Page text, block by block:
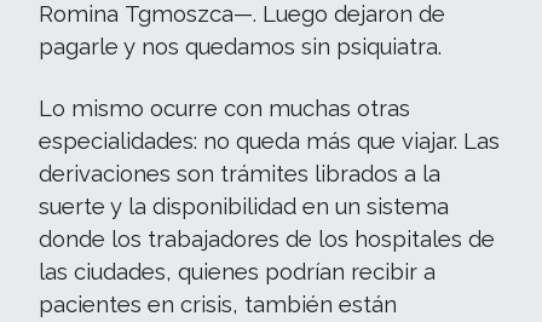
Romina Tgmoszca—. Luego dejaron de
pagarle y nos quedamos sin psiquiatra.
Lo mismo ocurre con muchas otras
especialidades: no queda más que viajar. Las
derivaciones son trámites librados a la
suerte y la disponibilidad en un sistema
donde los trabajadores de los hospitales de
las ciudades, quienes podrían recibir a
pacientes en crisis, también están